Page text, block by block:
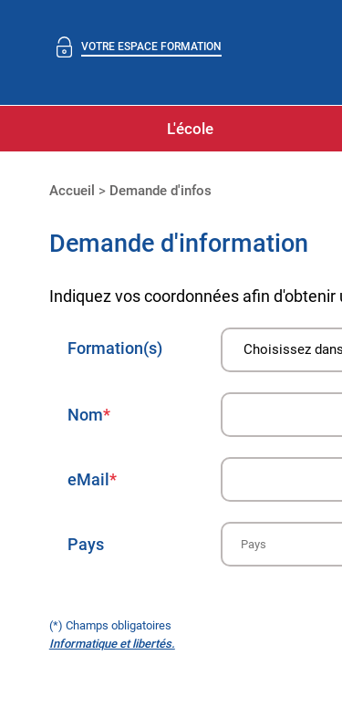
VOTRE ESPACE FORMATION
L'école
Accueil > Demande d'infos
Demande d'information
Indiquez vos coordonnées afin
Formation(s) Choisissez
Nom*
eMail *
Pays
(*) Champs obligatoires
Informatique et libertés.